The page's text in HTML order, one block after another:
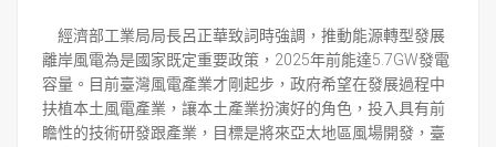
經濟部工業局局長呂正華致詞時強調，推動能源轉型發展
離岸風電為是國家既定重要政策，2025年前能達5.7GW發電
容量。目前臺灣風電產業才剛起步，政府希望在發展過程中
扶植本土風電產業，讓本土產業扮演好的角色，投入具有前
瞻性的技術研發跟產業，目標是將來亞太地區風場開發，臺